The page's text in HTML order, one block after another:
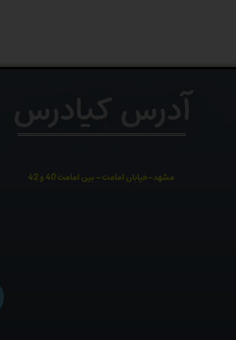
آدرس کیادرس
مشهد-خیابان امامت – بین امامت 40 و 42